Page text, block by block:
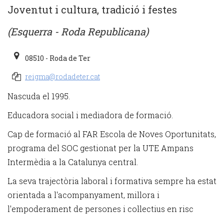
Joventut i cultura, tradició i festes
(Esquerra - Roda Republicana)
08510 - Roda de Ter
reigma@rodadeter.cat
Nascuda el 1995.
Educadora social i mediadora de formació.
Cap de formació al FAR Escola de Noves Oportunitats,
programa del SOC gestionat per la UTE Ampans
Intermèdia a la Catalunya central.
La seva trajectòria laboral i formativa sempre ha estat
orientada a l'acompanyament, millora i
l'empoderament de persones i col·lectius en risc